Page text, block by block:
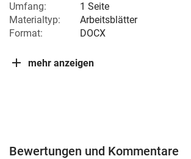
Umfang:
1 Seite
Materialtyp:
Arbeitsblätter
Format:
DOCX
mehr anzeigen
Bewertungen und Kommentare